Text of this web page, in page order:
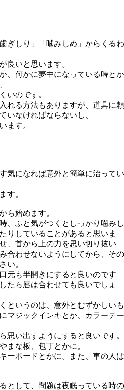
ぎしり」「噛みしめ」からくるわ
良いと思います。
、何かに夢中になっている時とか
いのです。
れる方法もありますが、道具に頼
いなければならないし、
ます。
気になれば意外と簡単に治ってい
す。
ら始めます。
、ふと気がつくとしっかり噛みし
りしていることがあると思いま
、首から上の力を思い切り抜い
合わせないようにしてから、その
い。
元も半開きにすると良いのです
たら唇は合わせても良いでしょ
というのは、意外とむずかしいも
マジックインキとか、カラーテー
思い出すようにすると良いです。
まな板、包丁とかに。
ーボードとかに。また、車の人は
として、問題は夜眠っている時の